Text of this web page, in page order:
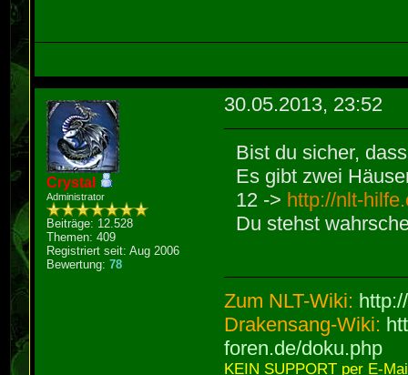
Crystal
Administrator
Beiträge: 12.528
Themen: 409
Registriert seit: Aug 2006
Bewertung:78
30.05.2013, 23:52
Bist du sicher,
Es gibt zwei
12 -> http://nlt-
Du stehst
Zum NLT-Wiki:
Drakensang-Wiki:
foren.de/doku.php
KEIN SUPPORT per E-